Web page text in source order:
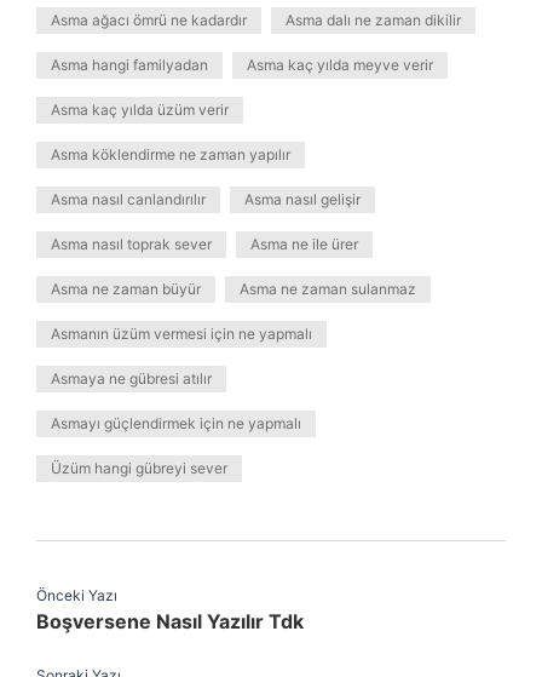
Asma ağacı ömrü ne kadardır Asma dalı ne zaman dikilir
Asma hangi familyadan Asma kaç yılda meyve verir
Asma kaç yılda üzüm verir
Asma köklendirme ne zaman yapılır
Asma nasıl canlandırılır Asma nasıl gelişir
Asma nasıl toprak sever Asma ne ile ürer
Asma ne zaman büyür Asma ne zaman sulanmaz
Asmanın üzüm vermesi için ne yapmalı
Asmaya ne gübresi atılır
Asmayı güçlendirmek için ne yapmalı
Üzüm hangi gübreyi sever
Önceki Yazı
Boşversene Nasıl Yazılır Tdk